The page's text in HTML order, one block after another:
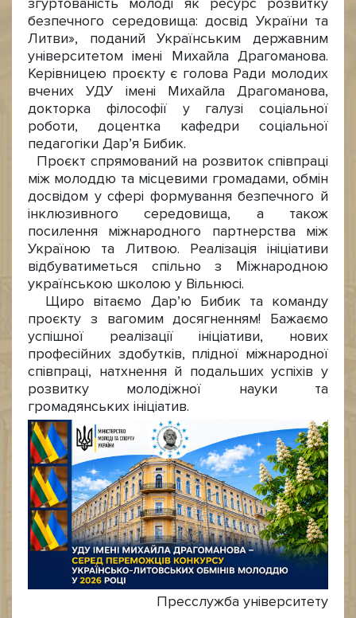
згуртованість молоді як ресурс розвитку
безпечного середовища: досвід України та
Литви», поданий Українським державним
університетом імені Михайла Драгоманова.
Керівницею проєкту є голова Ради молодих
вчених УДУ імені Михайла Драгоманова,
докторка філософії у галузі соціальної
роботи, доцентка кафедри соціальної
педагогіки Дар’я Бибик.
Проєкт спрямований на розвиток співпраці
між молоддю та місцевими громадами, обмін
досвідом у сфері формування безпечного й
інклюзивного середовища, а також
посилення міжнародного партнерства між
Україною та Литвою. Реалізація ініціативи
відбуватиметься спільно з Міжнародною
українською школою у Вільнюсі.
Щиро вітаємо Дар’ю Бибик та команду
проєкту з вагомим досягненням! Бажаємо
успішної реалізації ініціативи, нових
професійних здобутків, плідної міжнародної
співпраці, натхнення й подальших успіхів у
розвитку молодіжної науки та
громадянських ініціатив.
Пресслужба університету